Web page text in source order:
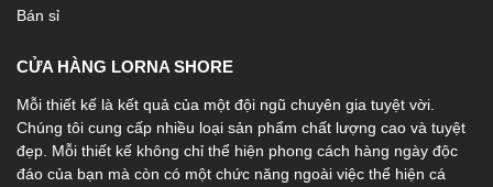
Bán sỉ
CỬA HÀNG LORNA SHORE
Mỗi thiết kế là kết quả của một đội ngũ chuyên gia tuyệt vời.
Chúng tôi cung cấp nhiều loại sản phẩm chất lượng cao và tuyệt
đẹp. Mỗi thiết kế không chỉ thể hiện phong cách hàng ngày độc
đáo của bạn mà còn có một chức năng ngoài việc thể hiện cá